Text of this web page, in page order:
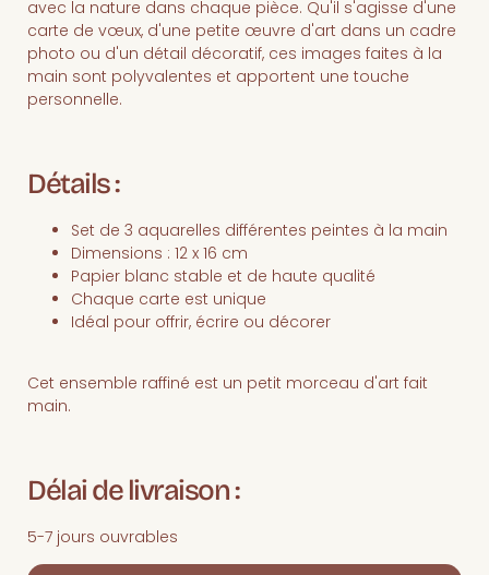
avec la nature dans chaque pièce. Qu'il s'agisse d'une
carte de vœux, d'une petite œuvre d'art dans un cadre
photo ou d'un détail décoratif, ces images faites à la
main sont polyvalentes et apportent une touche
personnelle.
Détails :
Set de 3 aquarelles différentes peintes à la main
Dimensions : 12 x 16 cm
Papier blanc stable et de haute qualité
Chaque carte est unique
Idéal pour offrir, écrire ou décorer
Cet ensemble raffiné est un petit morceau d'art fait
main.
Délai de livraison :
5-7 jours ouvrables